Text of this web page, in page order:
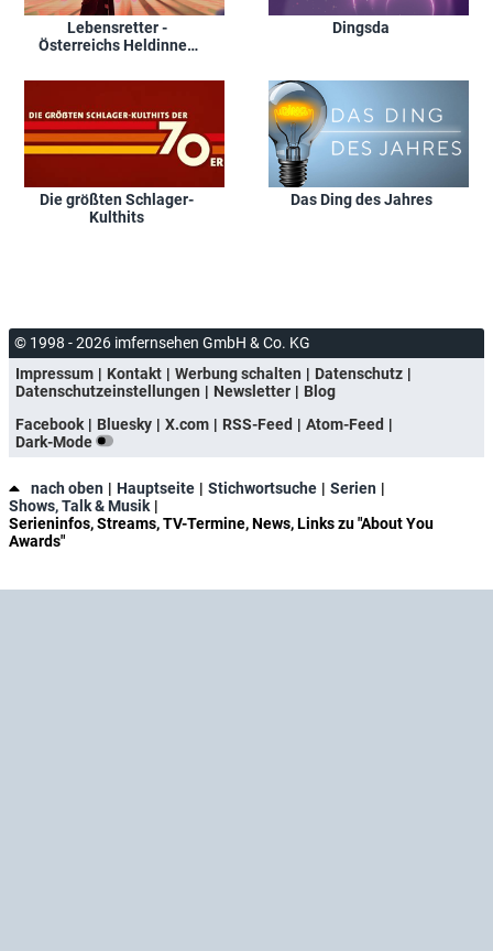
Lebensretter -
Österreichs Heldinnen
Dingsda
Die größten Schlager-
Kulthits
Das Ding des Jahres
© 1998 - 2026 imfernsehen GmbH & Co. KG
Impressum
Kontakt Werbung schalten
Datenschutz
Datenschutzeinstellungen
Newsletter
Blog
Facebook
Bluesky X.com RSS-Feed
Atom-Feed
Dark-Mode
nach oben Hauptseite Stichwortsuche
Serien
Shows, Talk & Musik
Serieninfos, Streams, TV-Termine, News, Links zu "About You
Awards"